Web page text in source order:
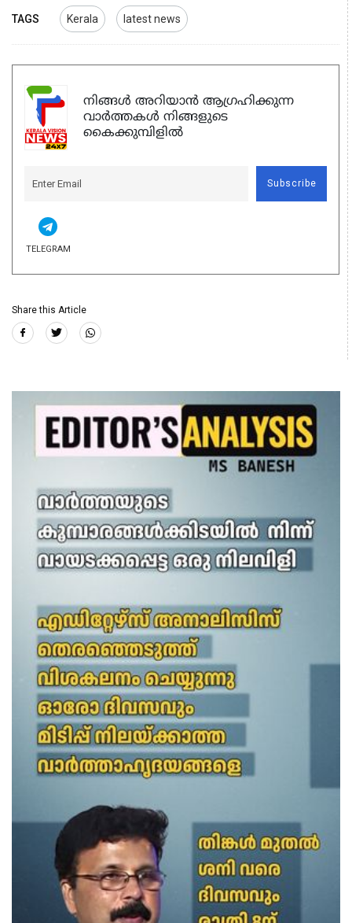
TAGS Kerala latest news
നിങ്ങൾ അറിയാൻ ആഗ്രഹിക്കുന്ന
വാർത്തകൾ നിങ്ങളുടെ
കൈക്കുമ്പിളിൽ
Subscribe
TELEGRAM
Share this Article